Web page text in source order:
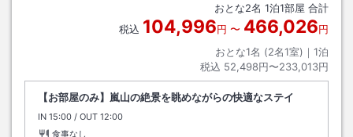
おとな2名 1泊1部屋 合計
税込 104,996円 〜 466,026円
おとな1名 (2名1室)｜ 1泊
税込 52,498円〜233,013円
【お部屋のみ】嵐山の絶景を眺めながらの快適なステイ
IN チェックイン
15:00 / OUT チェックアウト
12:00
食事なし